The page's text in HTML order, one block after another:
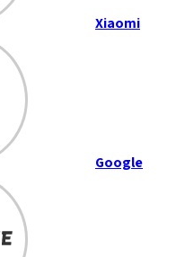
Xiaomi
Google